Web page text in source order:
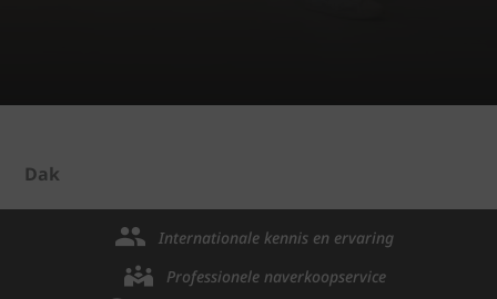
Dak
Internationale kennis en ervaring
Professionele naverkoopservice